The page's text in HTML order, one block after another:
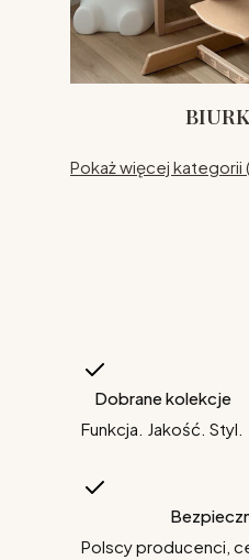
Pokaż więcej kategorii
Dobrane kolekcje
Funkcja. Jakość. Styl.
Polscy producenci,